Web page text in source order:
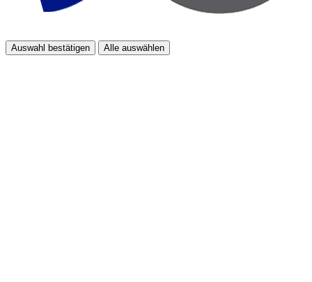
Auswahl bestätigen Alle auswählen